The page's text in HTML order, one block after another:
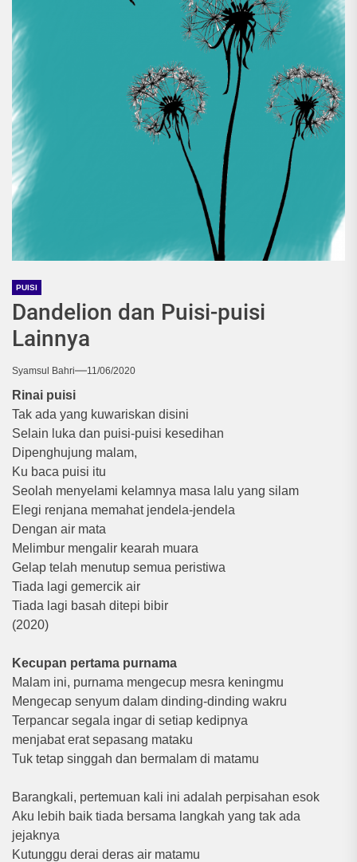
PUISI
Dandelion dan Puisi-puisi
Lainnya
Syamsul Bahri 11/06/2020
Rinai puisi
Tak ada yang kuwariskan disini
Selain luka dan puisi-puisi kesedihan
Dipenghujung malam,
Ku baca puisi itu
Seolah menyelami kelamnya masa lalu yang silam
Elegi renjana memahat jendela-jendela
Dengan air mata
Melimbur mengalir kearah muara
Gelap telah menutup semua peristiwa
Tiada lagi gemercik air
Tiada lagi basah ditepi bibir
(2020)
Kecupan pertama purnama
Malam ini, purnama mengecup mesra keningmu
Mengecap senyum dalam dinding-dinding wakru
Terpancar segala ingar di setiap kedipnya
menjabat erat sepasang mataku
Tuk tetap singgah dan bermalam di matamu
Barangkali, pertemuan kali ini adalah perpisahan esok
Aku lebih baik tiada bersama langkah yang tak ada
jejaknya
Kutunggu derai deras air matamu